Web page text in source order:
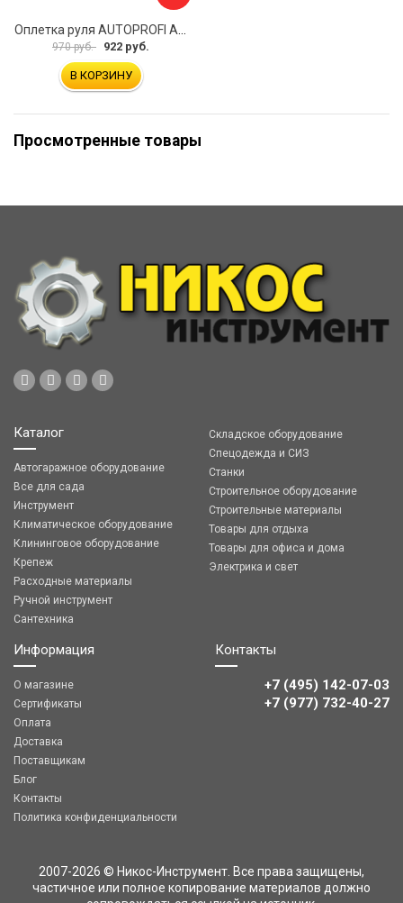
970 руб. 922 руб.
В КОРЗИНУ
Просмотренные товары
Каталог
Автогаражное оборудование
Все для сада
Инструмент
Климатическое оборудование
Клининговое оборудование
Крепеж
Расходные материалы
Ручной инструмент
Сантехника
Складское оборудование
Спецодежда и СИЗ
Станки
Строительное оборудование
Строительные материалы
Товары для отдыха
Товары для офиса и дома
Электрика и свет
Информация
О магазине
Сертификаты
Оплата
Доставка
Поставщикам
Блог
Контакты
Политика конфиденциальности
Контакты
+7 (495) 142-07-03
‎‎+7 (977) 732-40-27
2007-2026 © Никос-Инструмент. Все права защищены,
частичное или полное копирование материалов должно